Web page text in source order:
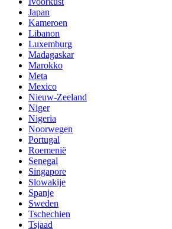
Japan
Kameroen
Libanon
Luxemburg
Madagaskar
Marokko
Meta
Mexico
Nieuw-Zeeland
Niger
Nigeria
Noorwegen
Portugal
Roemenië
Senegal
Singapore
Slowakije
Spanje
Sweden
Tschechien
Tsjaad